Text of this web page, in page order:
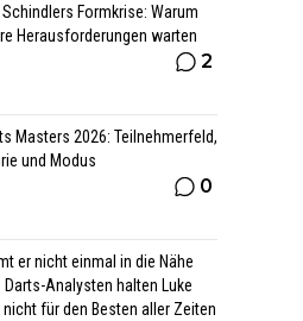
Schindlers Formkrise: Warum
Herausforderungen warten
2
Masters 2026: Teilnehmerfeld,
und Modus
0
er nicht einmal in die Nähe
Darts-Analysten halten Luke
für den Besten aller Zeiten